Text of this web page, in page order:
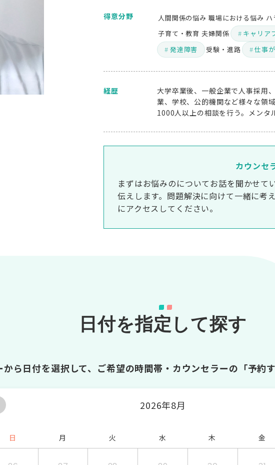
得意分野 人間関係の悩み 職場における悩み ハ
子育て・教育 夫婦関係
キャリア
発達障害
受験・進路 仕事
経歴
大学卒業後、一般企業で人事採用
業、学校、公的機関など様々な領
1000人以上の相談を行う。メンタ
カウンセ
まずはお悩みのについてお話を聞かせ
伝えします。問題解決に向けて一緒に考
にアクセスしてください。
日付を指定して探す
から日付を選択して、ご希望の時間帯・カウンセラーの「予約
2026年8月
日 月 火 水 木 金